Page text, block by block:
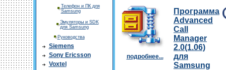
Телефон и ПК для
Samsung
Эмуляторы и SDK
для Samsung
Руководства
Siemens
Sony Ericsson
Voxtel
подробнее...
Программа
Advanced
Call
Manager
2.0(1.06)
для
Samsung